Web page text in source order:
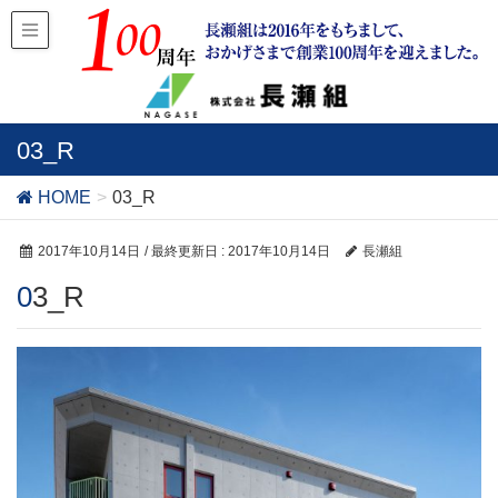
03_R
HOME 03_R
2017年10月14日 / 最終更新日 : 2017年10月14日 長瀬組
03_R